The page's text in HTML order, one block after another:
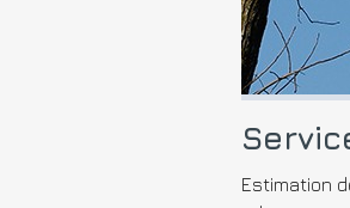
Estimation